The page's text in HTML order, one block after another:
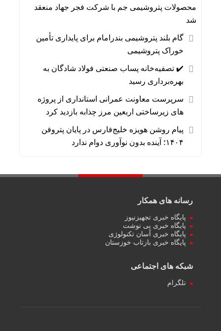
محصولات پتروشیمی جم با شرکت فجر جهاد منعقد
شد
گام بلند پتروشیمی بندرامام برای پایداری تأمین
خوراک پتروشیمی
✔️ تصفیه‌خانه پساب صنعتی فولاد شادگان به
بهره‌برداری رسید
سرپرست معاونت عمرانی استانداری از پروژه
های زیرساختی اربعین مرز چذابه بازدید کرد
پیام روشن هویزه خلیج‌فارس در پایان پتروفن
۱۴۰۴؛ آینده بدون نوآوری دوام ندارد
رسانه های همکار
پایگاه خبری تجهیزنیوز
پایگاه خبری پی نوشت
پایگاه خبری آسان تکنولوژی
پایگاه خبری بازتاب خوزستان
شبکه های اجتماعی
تلگرام